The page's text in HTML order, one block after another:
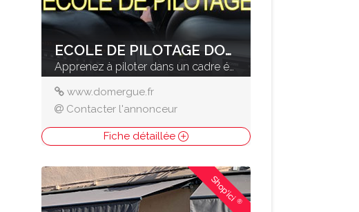
ECOLE DE PILOTAGE DOMERGUE
Apprenez à piloter dans un cadre époustouflant
www.domergue.fr
Contacter l'annonceur
Fiche détaillée
Shop'ici®